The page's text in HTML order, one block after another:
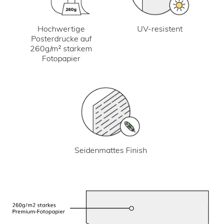
Hochwertige
Posterdrucke auf
260g/m² starkem
Fotopapier
UV-resistent
Seidenmattes Finish